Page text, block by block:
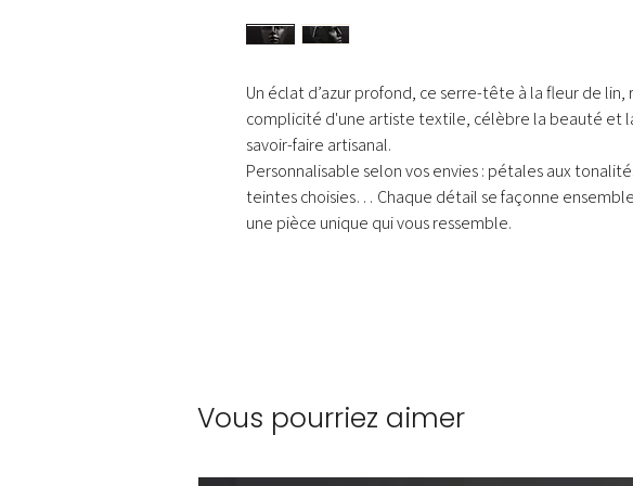
Un éclat d’azur profond, ce serre-tête à la fleur de lin,
complicité d'une artiste textile, célèbre la beauté et
savoir-faire artisanal.
Personnalisable selon vos envies : pétales aux
teintes choisies… Chaque détail se façonne
une pièce unique qui vous ressemble.
Vous pourriez aimer